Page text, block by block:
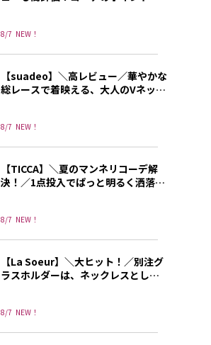
8/7 NEW！
8/7 NEW！
【suadeo】＼高レビュー／華やかな
総レースで着映える、大人のVネック
8/7 NEW！
【TICCA】＼夏のマンネリコーデ解
決！／1点投入でぱっと明るく洒落て
8/7 NEW！
【La Soeur】＼大ヒット！／別注グ
ラスホルダーは、ネックレスとして